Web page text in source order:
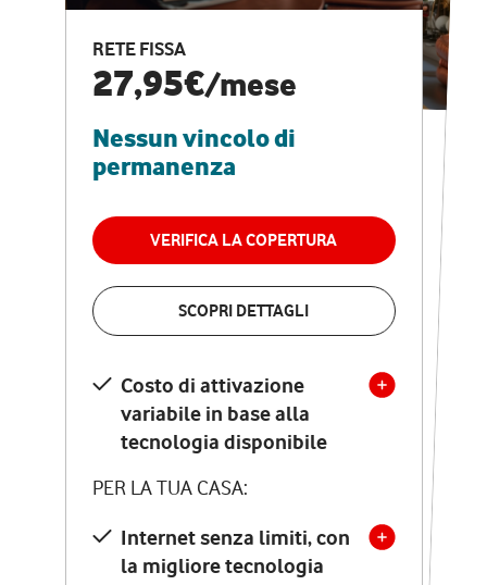
RETE FISSA
27,95€/mese
Nessun vincolo di
permanenza
VERIFICA LA COPERTURA
SCOPRI DETTAGLI
Costo di attivazione
variabile in base alla
tecnologia disponibile
PER LA TUA CASA:
Internet senza limiti, con
la migliore tecnologia
CASA PRO
Internet veloce e
vantaggi speciali
RETE FISSA + VODAFONE CLUB
29,95€
permanenza
VERIFICA LA COPERTURA
Costo di attivazione
variabile in base alla
tecnologia disponibile
PER LA TUA CASA:
Internet senza limiti, con
la migliore tecnologia
Vodafone